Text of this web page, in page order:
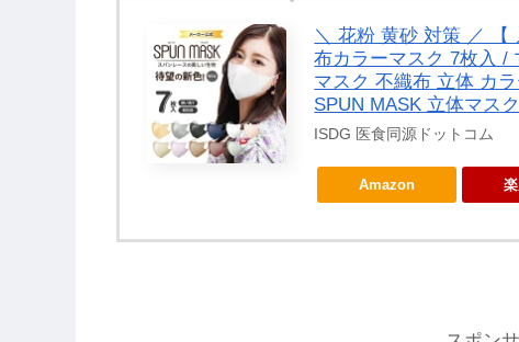
＼ 花粉 黄砂 対策 ／ 【
布カラーマスク 7枚入 /
マスク 不織布 立体 カ
SPUN MASK 立体マス
ISDG 医食同源ドットコム
Amazon 楽